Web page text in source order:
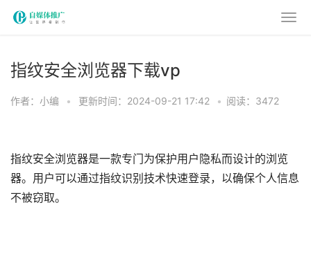
指纹安全浏览器下载vp
作者：小编 • 更新时间：2024-09-21 17:42 • 阅读：3472
指纹安全浏览器是一款专门为保护用户隐私而设计的浏览
器。用户可以通过指纹识别技术快速登录，以确保个人信息
不被窃取。